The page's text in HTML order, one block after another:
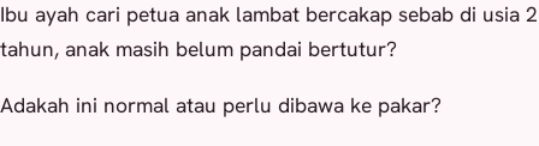
Ibu ayah cari petua anak lambat bercakap sebab di usia 2
tahun, anak masih belum pandai bertutur?
Adakah ini normal atau perlu dibawa ke pakar?